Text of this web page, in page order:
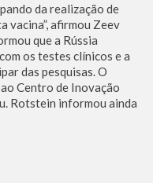
da realização de
vacina”, afirmou Zeev
que a Rússia
os testes clínicos e a
das pesquisas. O
Centro de Inovação
Rotstein informou ainda